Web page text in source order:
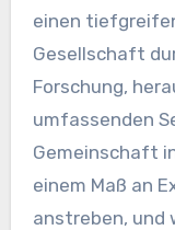
einen
Gesellschaft
Forschung,
umfassenden
Gemeinschaft
einem Maß an
anstreben, und